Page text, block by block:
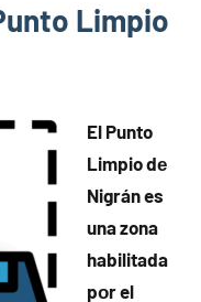
Limpio
El Punto
Limpio dе
Nigrán es
una zona
habilitada
pοr el